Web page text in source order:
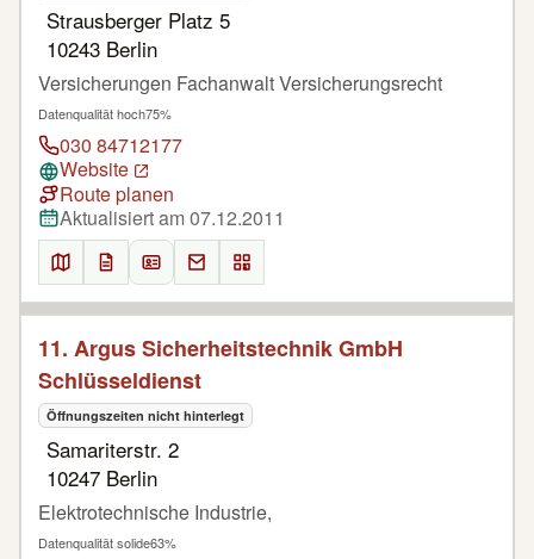
Strausberger Platz 5
10243 Berlin
Versicherungen Fachanwalt Versicherungsrecht
Datenqualität hoch75%
030 84712177
Website
Route planen
Aktualisiert am 07.12.2011
11. Argus Sicherheitstechnik GmbH
Schlüsseldienst
Öffnungszeiten nicht hinterlegt
Samariterstr. 2
10247 Berlin
Elektrotechnische Industrie,
Datenqualität solide63%